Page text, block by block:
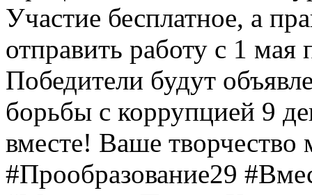
Участие бесплатное, а
отправить работу с 1 мая
Победители будут
борьбы с коррупцией 9
вместе! Ваше творчество
#Прообразование29